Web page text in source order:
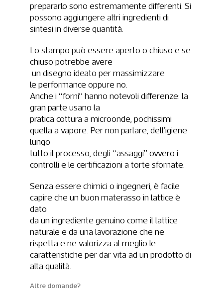
prepararlo sono estremamente differenti. Si
possono aggiungere altri ingredienti di
sintesi in diverse quantità.
L o stampo può essere aperto o chiuso e se
chiuso potrebbe avere
un disegno ideato per massimizzare
le performance oppure no.
Anche i “forni” hanno notevoli differenze: la
gran parte usano la
pratica cottura a microonde, pochissimi
quella a vapore. Per non parlare, dell’igiene
lungo
tutto il processo, degli “assaggi” ovvero i
controlli e le certificazioni a torte sfornate.
Senza essere chimici o ingegneri, è facile
capire che un buon materasso in lattice è
dato
da un ingrediente genuino come il lattice
naturale e da una lavorazione che ne
rispetta e ne valorizza al meglio le
caratteristiche per dar vita ad un prodotto di
alta qualità.
Altre domande?